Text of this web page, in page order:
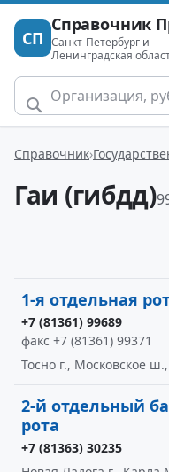
СП
Справочник
Санкт-Петербург и
Ленинградская
Справочник
Гаи (гибдд)
1-я отдельная
+7 (81361) 99689
факс +7 (81361) 99371
Тосно г., Московское
2-й отдельный
рота
+7 (81363) 30235